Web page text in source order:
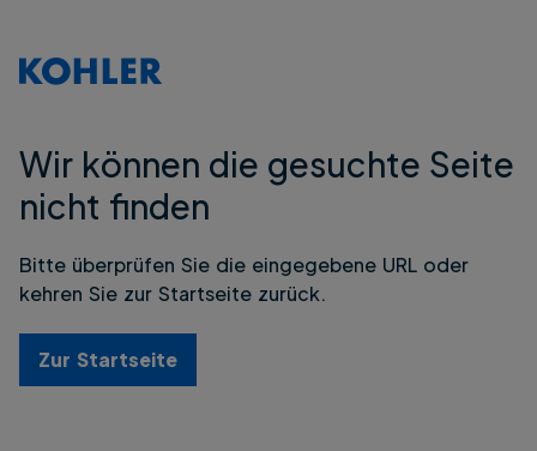
Wir können die gesuchte Seite
nicht finden
Bitte überprüfen Sie die eingegebene URL oder
kehren Sie zur Startseite zurück.
Zur Startseite